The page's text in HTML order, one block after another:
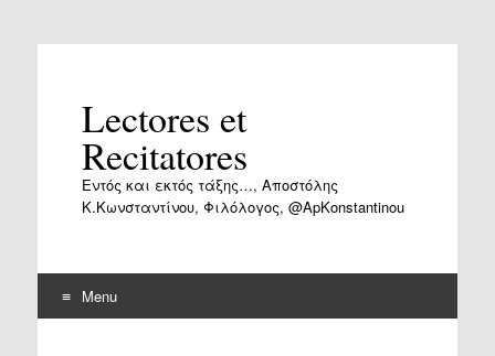
Lectores et
Recitatores
Εντός και εκτός τάξης…, Αποστόλης
Κ.Κωνσταντίνου, Φιλόλογος, @ApKonstantinou
Menu